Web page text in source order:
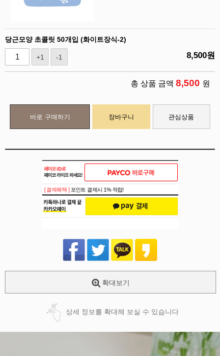
당근모양 초콜릿 50개입 (화이트장식-2)
+1 -1 8,500원
총 상품 금액 8,500 원
바로 구매하기 장바구니 관심상품
[ 결제혜택 ] 포인트 결제시 1% 적립!
확대보기
상세 정보를 확대해 보실 수 있습니다